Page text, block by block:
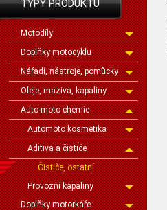
TYPY PRODUKTŮ
Motodíly
Doplňky motocyklu
Nářadí, nástroje, pomůcky
Oleje, maziva, kapaliny
Auto-moto chemie
Automoto kosmetika
Aditiva a čističe
Čističe, ostatní
Provozní kapaliny
Doplňky motorkáře